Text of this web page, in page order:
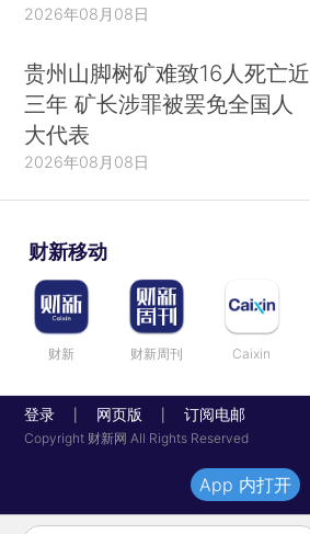
2026年08月08日
贵州山脚树矿难致16人死亡近
三年 矿长涉罪被罢免全国人
大代表
2026年08月08日
财新移动
财新 财新周刊 Caixin
登录 网页版 订阅电邮
Copyright 财新网 All Rights Reserved
App 内打开